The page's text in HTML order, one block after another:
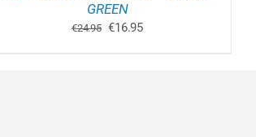
GREEN
€24.95 Oorspronkelijke
€16.95Huidige